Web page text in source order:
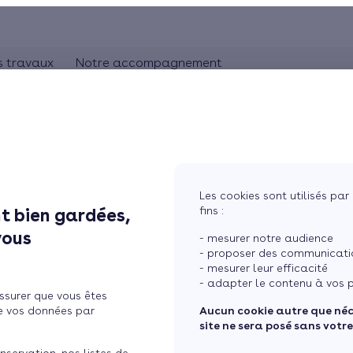
bien gardées,
que vous êtes
vos données par
Les cookies sont utilisés
fins :
- mesurer notre audience
- proposer des
- mesurer leur efficacité
- adapter le contenu à vos
Aucun cookie autre que
site ne sera posé sans
travaux
Chauffage au bois
Chauffage solaire
Thermostat connecté
Notre accompagnement
inconvénients et prix,
murale